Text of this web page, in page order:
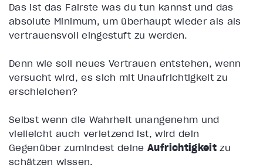
Das ist das Fairste was du tun kannst und das
absolute Minimum, um überhaupt wieder als als
vertrauensvoll eingestuft zu werden.
Denn wie soll neues Vertrauen entstehen, wenn
versucht wird, es sich mit Unaufrichtigkeit zu
erschleichen?
Selbst wenn die Wahrheit unangenehm und
vielleicht auch verletzend ist, wird dein
Gegenüber zumindest deineAufrichtigkeitzu
schätzen wissen.